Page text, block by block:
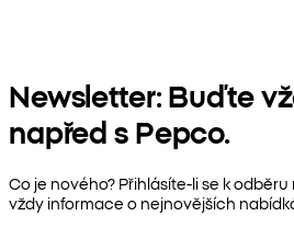
Newsletter: Buďte
napřed s Pepco.
Co je nového? Přihlásíte-li se k
vždy informace o nejnovějších